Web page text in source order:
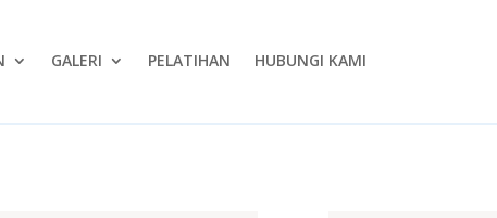
GALERI PELATIHAN HUBUNGI KAMI